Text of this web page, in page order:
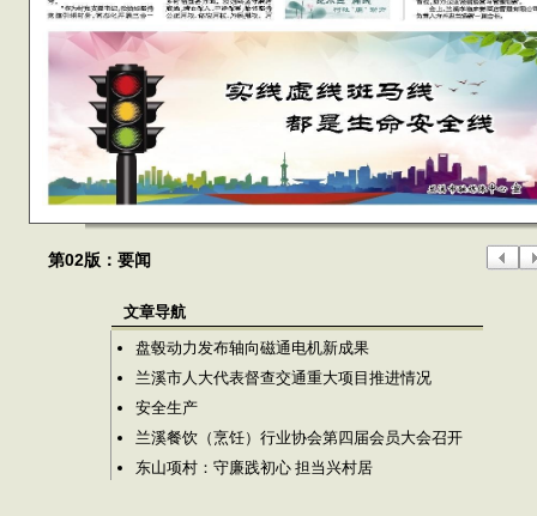
第02版：要闻
文章导航
盘毂动力发布轴向磁通电机新成果
兰溪市人大代表督查交通重大项目推进情况
安全生产
兰溪餐饮（烹饪）行业协会第四届会员大会召开
东山项村：守廉践初心 担当兴村居